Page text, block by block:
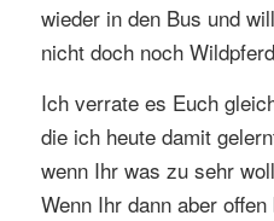
wieder in den Bus und
nicht doch noch
Ich verrate es Euch
die ich heute damit
wenn Ihr was zu sehr
Wenn Ihr dann aber